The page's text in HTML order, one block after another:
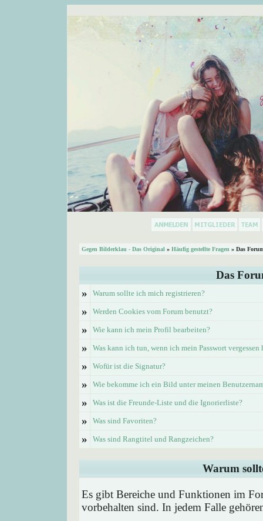
Gegen Bilderklau - Das Original » Häufig gestellte Fragen » Das
Das
»
Warum sollte ich mich registrieren?
» Werden Cookies vom Forum benutzt?
» Wie kann ich mein Profil bearbeiten?
» Was kann ich tun, wenn ich mein Passwort vergessen
» Wofür ist die Signatur?
» Wie bekomme ich ein Bild unter meinen
» Was ist die Freunde-Liste und die Ignorierliste?
» Was sind Favoriten?
» Was sind Rangtitel und Rangzeichen?
Warum
Es gibt Bereiche und Funktionen im
vorbehalten sind. In jedem Falle